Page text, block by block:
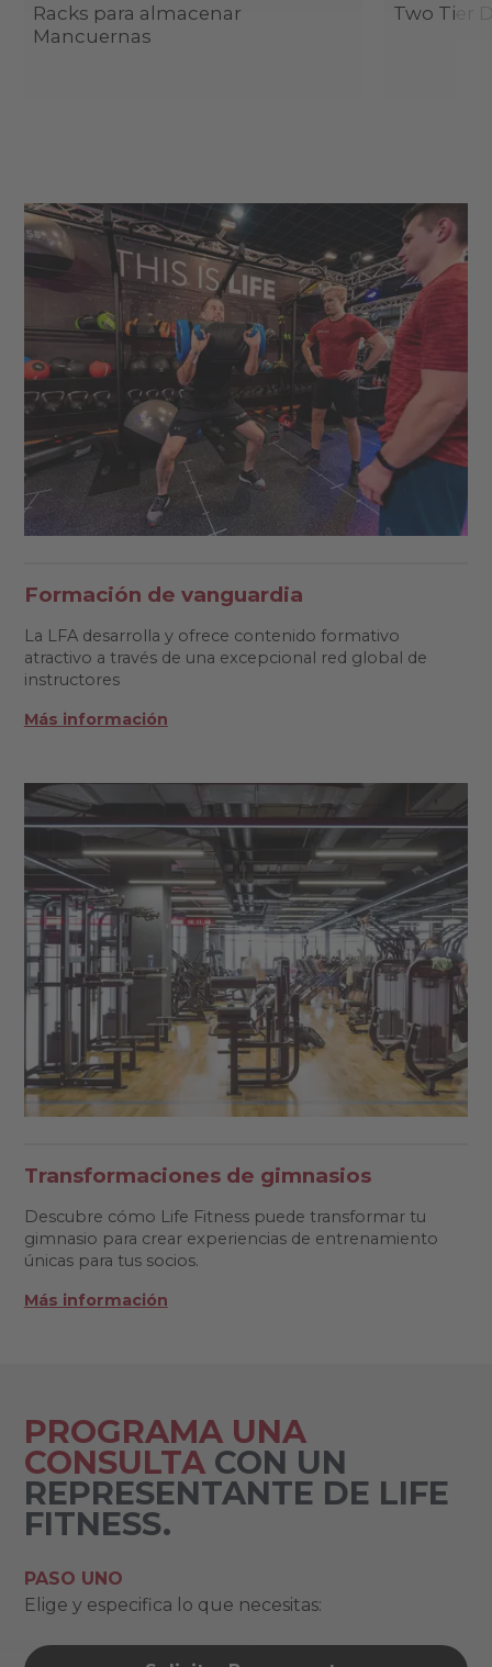
Racks para almacenar
Mancuernas
Two Tier
Formación de vanguardia
La LFA desarrolla y ofrece contenido formativo
atractivo a través de una excepcional red global de
instructores
Más información
Transformaciones de gimnasios
Descubre cómo Life Fitness puede transformar tu
gimnasio para crear experiencias de entrenamiento
únicas para tus socios.
Más información
PROGRAMA UNA
CONSULTACON UN
REPRESENTANTE DE LIFE
FITNESS.
PASO UNO
Elige y especifica lo que necesitas: